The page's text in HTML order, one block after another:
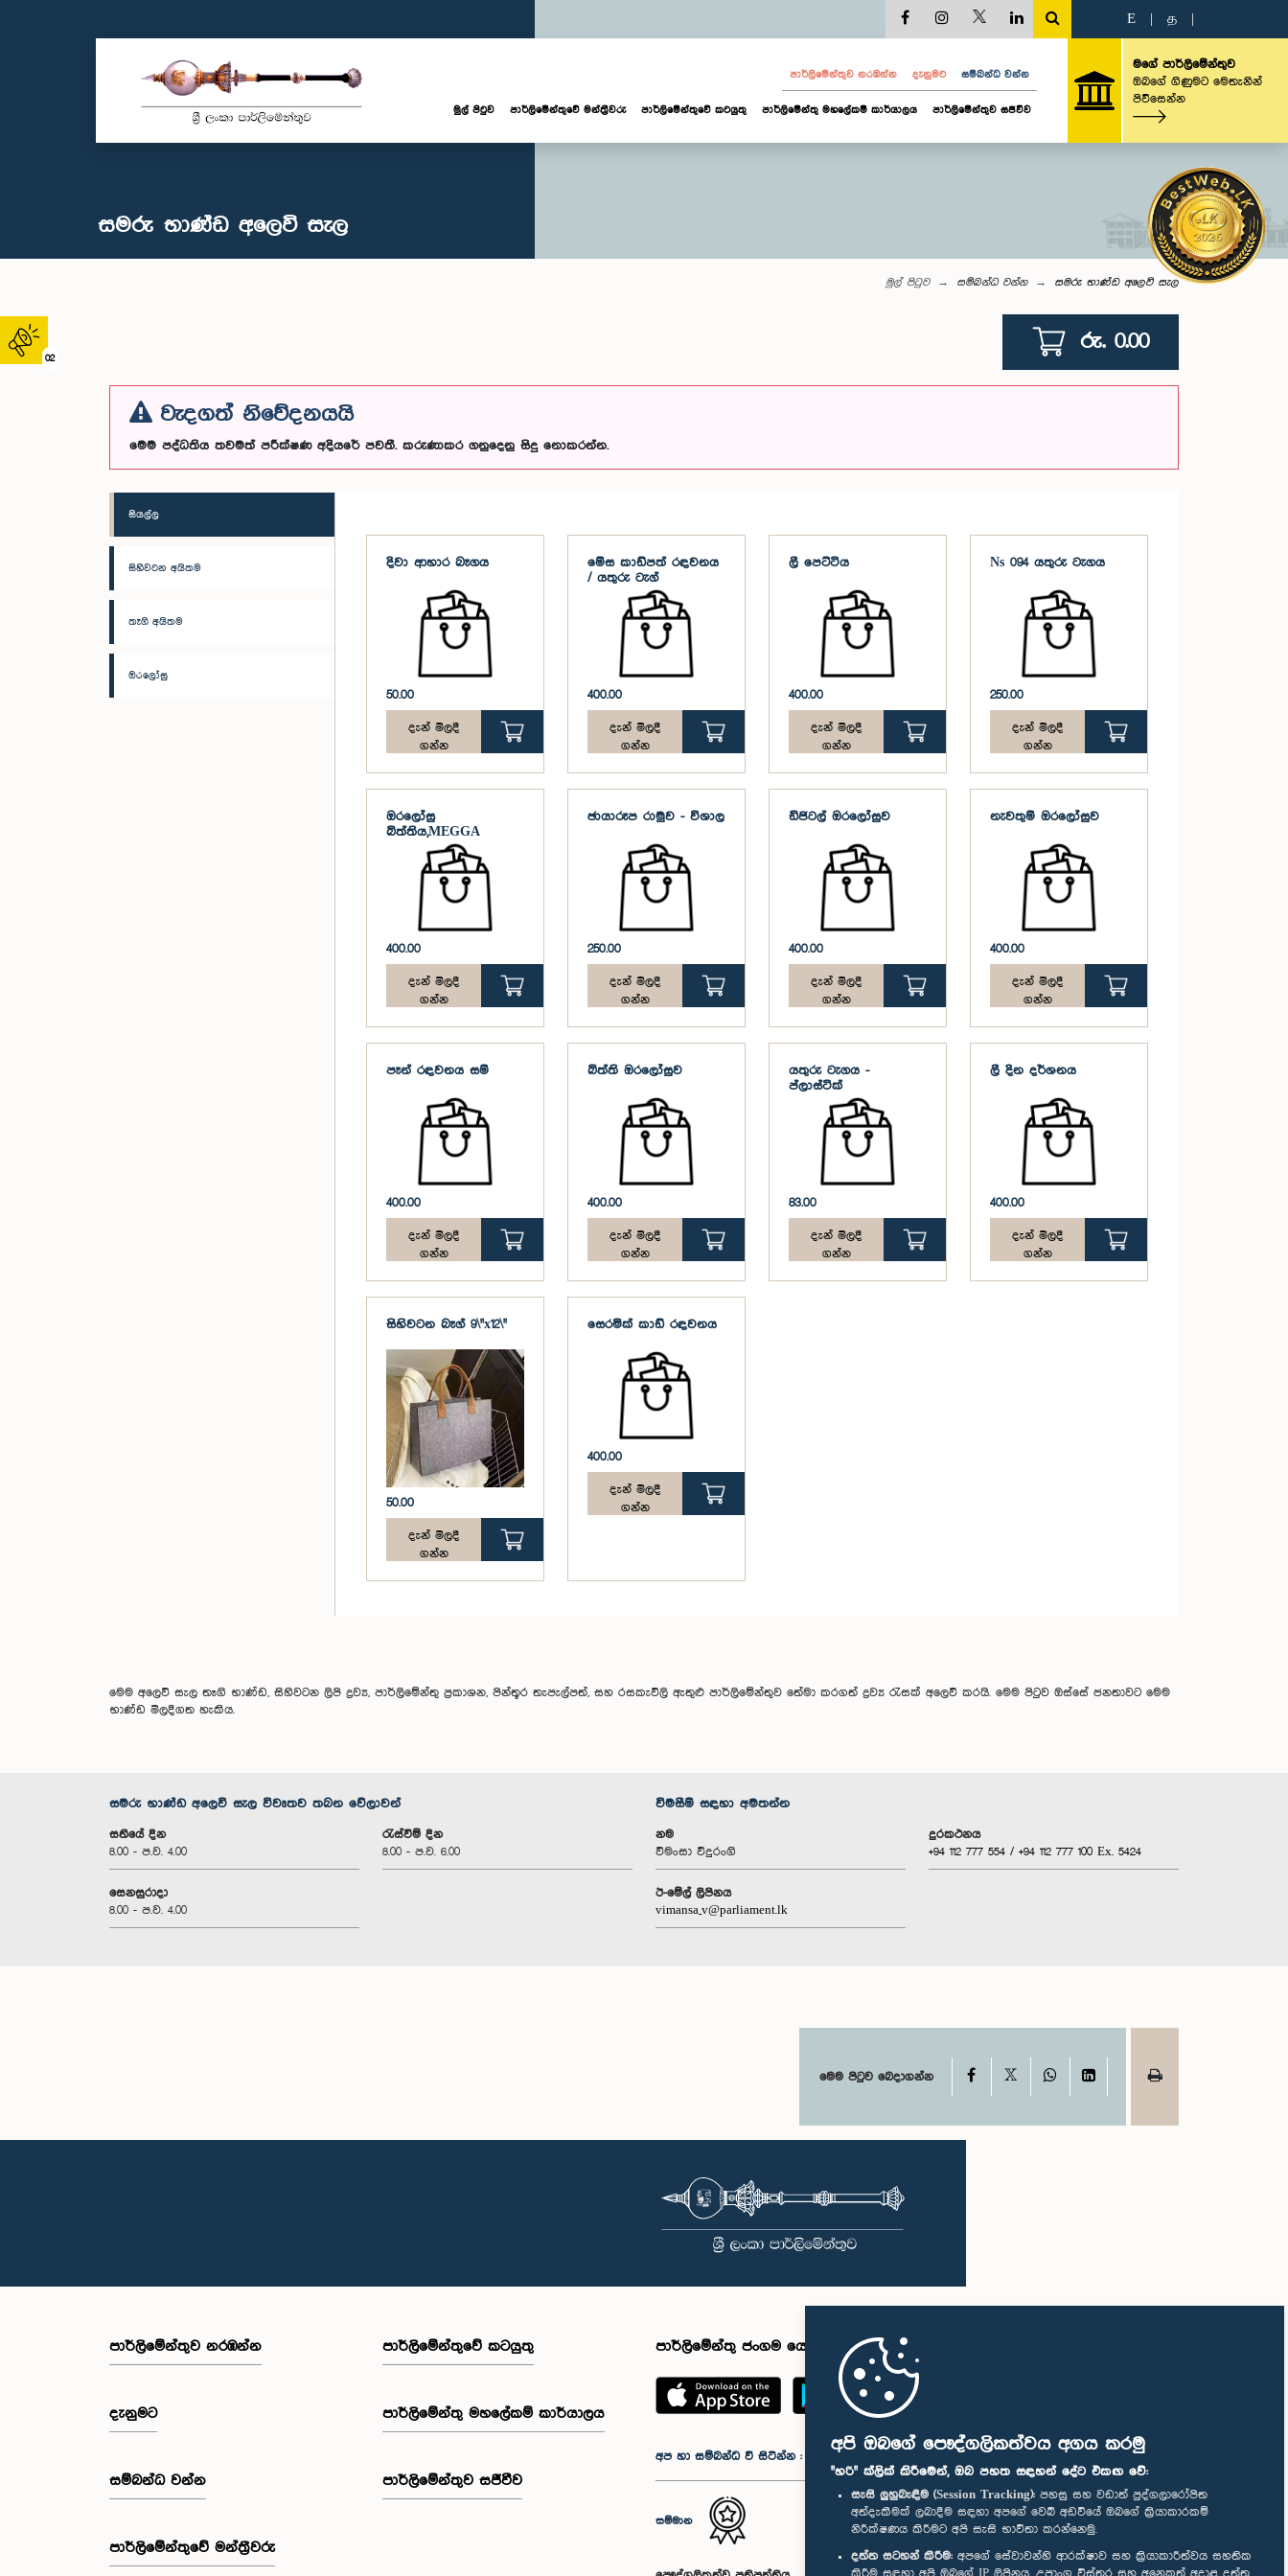
අපි ඔබගේ පෞද්ගලිකත්වය අගය කරමු
"හරි" ක්ලික් කිරීමෙන්, ඔබ පහත සඳහන් දේට එකඟ වේ:
සැසි ලුහුබැඳීම (Session Tracking): පහසු සහ වඩාත් පුද්ගලාරෝපිත
අත්දැකීමක් ලබාදීම සඳහා අපගේ වෙබ් අඩවියේ ඔබගේ ක්‍රියාකාරකම්
නිරීක්ෂණය කිරීමට අපි සැසි භාවිතා කරන්නෙමු.
දත්ත සටහන් කිරීම: අපගේ සේවාවන්හි ආරක්ෂාව සහ ක්‍රියාකාරීත්වය සහතික
02
E த
පාර්ලි‌මේන්තුව නරඹන්න දැනුමට සම්බන්ධ වන්න
මුල් පිටුව පාර්ලි‌මේන්තුවේ මන්ත්‍රීවරු පාර්ලිමේන්තුවේ කටයුතු පාර්ලිමේන්තු මහලේකම් කාර්යාලය පාර්ලිමේන්තුව සජීවීව
මගේ පාර්ලිමේන්තුව
ඔබගේ ගිණුමට මෙතැනින්
පිවිසෙන්න
සමරු භාණ්ඩ අලෙවි සැල
මුල් පිටුව සම්බන්ධ වන්න සමරු භාණ්ඩ අලෙවි සැල
රු. 0.00
වැදගත් නිවේදනයයි
මෙම පද්ධතිය තවමත් පරීක්ෂණ අදියරේ පවතී. කරුණාකර ගනුදෙනු සිදු නොකරන්න.
සියල්ල
සිහිවටන අයිතම
තෑගි අයිතම
ඔරලෝසු
දිවා ආහාර බෑගය
50.00
දැන් මිලදී
ගන්න
මේස කාඩ්පත් රඳවනය
/ යතුරු ටැග්
400.00
දැන් මිලදී
ගන්න
ලී පෙට්ටිය
400.00
දැන් මිලදී
ගන්න
Ns 094 යතුරු ටැගය
250.00
දැන් මිලදී
ගන්න
ඔරලෝසු
බිත්තිය,MEGGA
400.00
දැන් මිලදී
ගන්න
ඡායාරූප රාමුව - විශාල
250.00
දැන් මිලදී
ගන්න
ඩිජිටල් ඔරලෝසුව
400.00
දැන් මිලදී
ගන්න
නැවතුම් ඔරලෝසුව
400.00
දැන් මිලදී
ගන්න
පෑන් රඳවනය සම්
400.00
දැන් මිලදී
ගන්න
බිත්ති ඔරලෝසුව
400.00
දැන් මිලදී
ගන්න
යතුරු ටැගය -
ප්ලාස්ටික්
83.00
දැන් මිලදී
ගන්න
ලී දින දර්ශනය
400.00
දැන් මිලදී
ගන්න
සිහිවටන බෑග් 9\"x12\"
50.00
දැන් මිලදී
ගන්න
සෙරමික් කාඩ් රඳවනය
400.00
දැන් මිලදී
ගන්න
මෙම අලෙවි සැල තෑගි භාණ්ඩ, සිහිවටන ලිපි ද්‍රව්‍ය, පාර්ලිමේන්තු ප්‍රකාශන, පින්තූර තැපැල්පත්, සහ රසකැවිලි ඇතුළු පාර්ලිමේන්තුව තේමා කරගත් ද්‍රව්‍ය රැසක් අලෙවි කරයි. මෙම පිටු‍ව ඔස්සේ ජනතාවට මෙම
භාණ්ඩ මිලදීගත හැකිය.
සමරු භාණ්ඩ අලෙවි සැල විවෘතව තබන වේලාවන්
සතියේ දින
8.00 - ප.ව. 4.00
රැස්වීම් දින
8.00 - ප.ව. 6.00
සෙනසුරාදා
8.00 - ප.ව. 4.00
විමසීම් සඳහා අමතන්න
නම
විමංසා විදුරංගි
දුරකථනය
+94 112 777 554 / +94 112 777 100 Ex. 5424
ඊ-මේල් ලිපිනය
vimansa_v@parliament.lk
මෙම පිටුව බෙදාගන්න Facebook WhatsAppLinkedIn
පාර්ලි‌මේන්තුව නරඹන්න
දැනුමට
සම්බන්ධ වන්න
පාර්ලි‌මේන්තුවේ මන්ත්‍රීවරු
පාර්ලිමේන්තුවේ කටයුතු
පාර්ලිමේන්තු මහලේකම් කාර්යාලය
පාර්ලිමේන්තුව සජීවීව
පාර්ලිමේන්තු ජංගම යෙදුම
අප හා සම්බන්ධ වී සිටින්න :
සම්මාන